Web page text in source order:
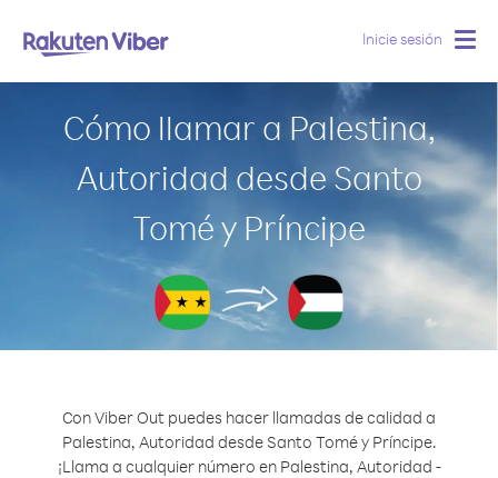
Inicie sesión
Cómo llamar a Palestina,
Autoridad desde Santo
Tomé y Príncipe
Con Viber Out puedes hacer llamadas de calidad a
Palestina, Autoridad desde Santo Tomé y Príncipe.
¡Llama a cualquier número en Palestina, Autoridad -